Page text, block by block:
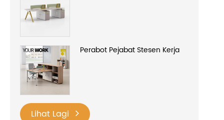
Perabot Pejabat Stesen Kerja
Lihat Lagi